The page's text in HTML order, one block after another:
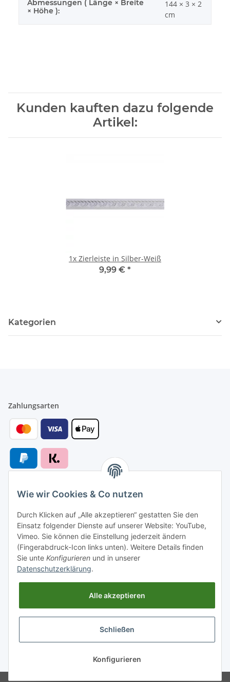
Abmessungen ( Länge × Breite
× Höhe ):
144 × 3 × 2
cm
Kunden kauften dazu folgende
Artikel:
1x Zierleiste in Silber-Weiß
9,99 € *
Kategorien
Zahlungsarten
Versandarten
Versand nach
Gesetzliche Informationen
* Alle Preise inkl. gesetzlicher USt., zzgl.Versand
Wie wir Cookies & Co nutzen
Durch Klicken auf „Alle akzeptieren“ gestatten Sie den
Einsatz folgender Dienste auf unserer Website: YouTube,
Vimeo. Sie können die Einstellung jederzeit ändern
(Fingerabdruck-Icon links unten). Weitere Details finden
Sie unte Konfigurieren und in unserer
Datenschutzerklärung.
Alle akzeptieren
Schließen
Konfigurieren